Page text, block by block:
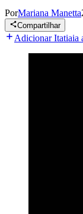
PorMariana Manetta
Compartilhar
Adicionar Itatiaia